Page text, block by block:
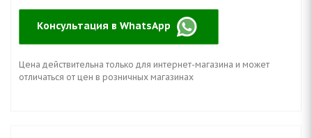
Консультация в WhatsApp
Цена действительна только для интернет-магазина и может
отличаться от цен в розничных магазинах